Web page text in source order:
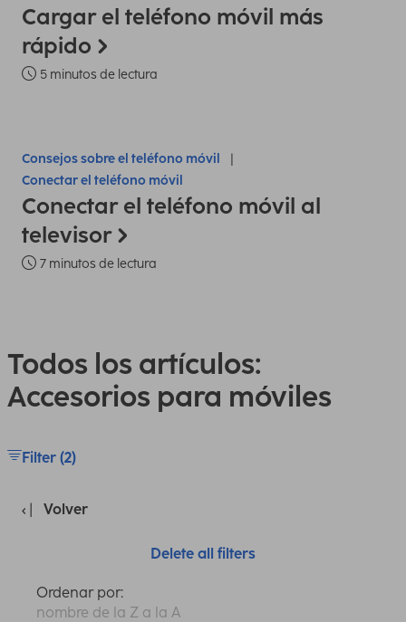
Cargar el teléfono móvil más
rápido
5 minutos de lectura
Consejos sobre el teléfono móvil
Conectar el teléfono móvil
Conectar el teléfono móvil al
televisor
7 minutos de lectura
Todos los artículos:
Accesorios para móviles
Filter (2)
Volver
Delete all filters
Ordenar por:
nombre de la Z a la A